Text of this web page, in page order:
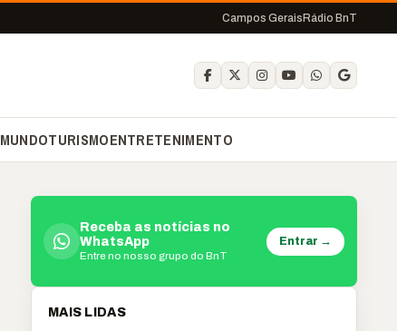
Campos Gerais Rádio BnT
MUNDOTURISMOENTRETENIMENTO
Receba as notícias no
WhatsApp
Entre no nosso grupo do BnT
Entrar →
MAIS LIDAS